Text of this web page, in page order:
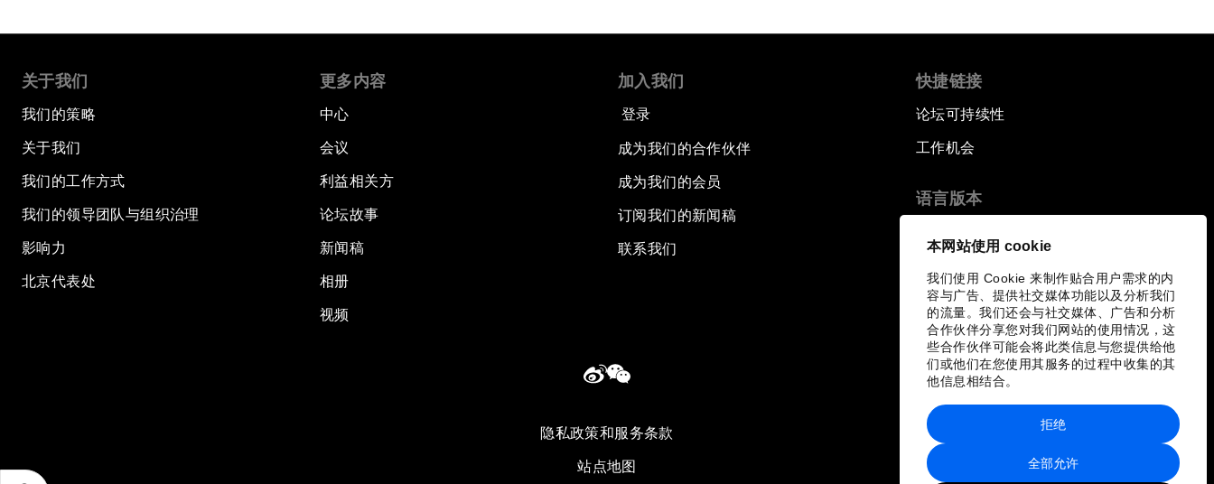
本网站使用 cookie
我们使用 Cookie 来制作贴合用户需求的内
容与广告、提供社交媒体功能以及分析我们
的流量。我们还会与社交媒体、广告和分析
合作伙伴分享您对我们网站的使用情况，这
些合作伙伴可能会将此类信息与您提供给他
们或他们在您使用其服务的过程中收集的其
他信息相结合。
全部允许
拒绝
关于我们
我们的策略
关于我们
我们的工作方式
我们的领导团队与组织治理
影响力
北京代表处
更多内容
中心
会议
利益相关方
论坛故事
新闻稿
相册
视频
加入我们
登录
成为我们的合作伙伴
成为我们的会员
订阅我们的新闻稿
联系我们
快捷链接
论坛可持续性
工作机会
语言版本
隐私政策和服务条款
站点地图